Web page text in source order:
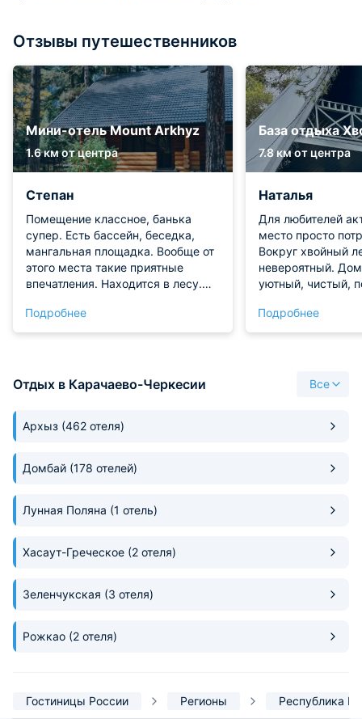
Отзывы путешественников
Мини-отель Mount Arkhyz
1.6 км от центра
Степан
Помещение классное, банька
супер. Есть бассейн, беседка,
мангальная площадка. Вообще от
этого места такие приятные
впечатления. Находится в лесу.
однако внутри все одновременно
и современно, и сохранена
очень здоровское.
Подробнее
База отдыха
7.8 км от центра
Наталья
Для любителей
место просто
Вокруг хвойный
невероятный.
уютный, чистый,
Заселили быстро,
приятные.
Подробнее
Отдых в Карачаево-Черкесии Все
Архыз (462 отеля)
Домбай (178 отелей)
Лунная Поляна (1 отель)
Хасаут-Греческое (2 отеля)
Зеленчукская (3 отеля)
Рожкао (2 отеля)
Гостиницы России Регионы Республика